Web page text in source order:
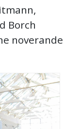
Borch
noverande